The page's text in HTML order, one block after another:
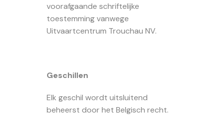
voorafgaande schriftelijke
toestemming vanwege
Uitvaartcentrum Trouchau NV.
Geschillen
Elk geschil wordt uitsluitend
beheerst door het Belgisch recht.